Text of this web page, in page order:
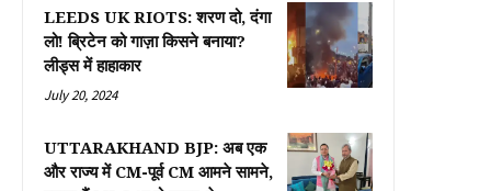
LEEDS UK RIOTS: शरण दो, दंगा
लो! ब्रिटेन को गाज़ा किसने बनाया?
लीड्स में हाहाकार
July 20, 2024
UTTARAKHAND BJP: अब एक
और राज्य में CM-पूर्व CM आमने सामने,